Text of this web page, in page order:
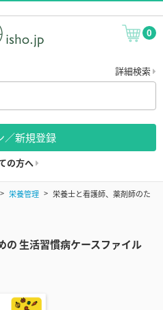
0
詳細検索
／新規登録
の方へ
栄養管理
栄養士と看護師、薬剤師のた
の 生活習慣病ケースファイル